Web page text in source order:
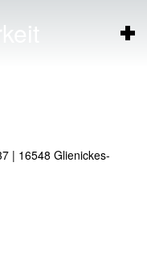
| 16548 Glienickes-